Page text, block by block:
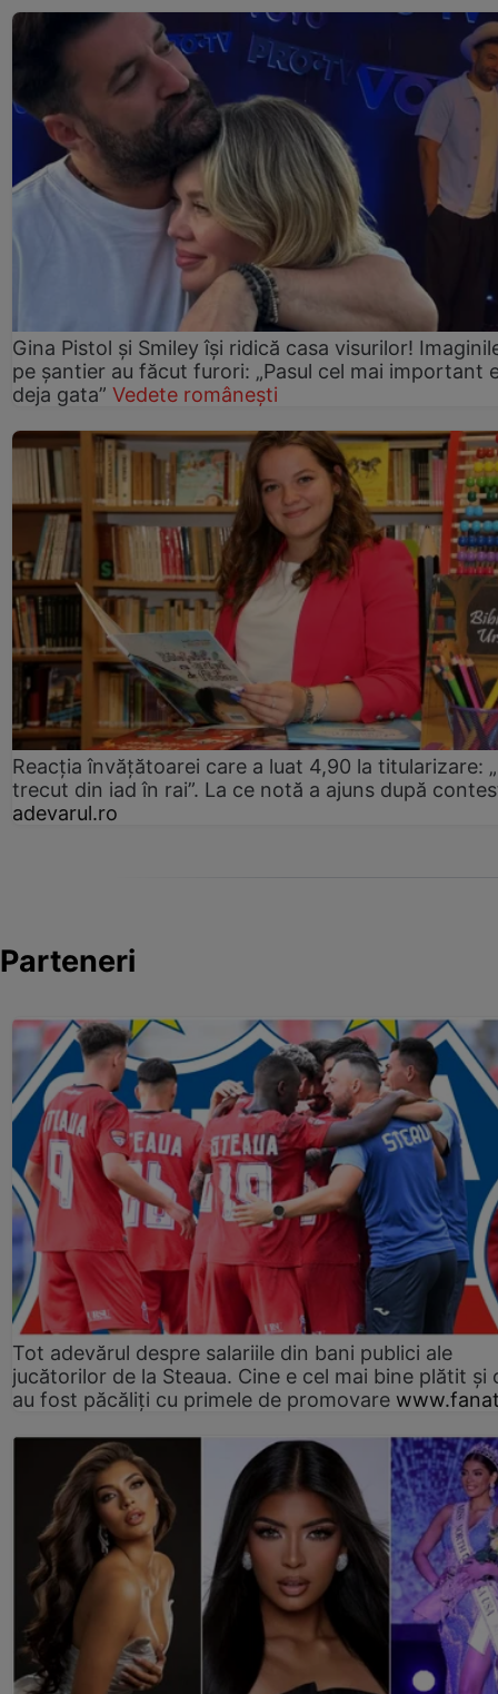
Gina Pistol și Smiley își ridică casa visurilor!
pe șantier au făcut furori: „Pasul cel mai important
deja gata” Vedete românești
Reacția învățătoarei care a luat 4,90 la titularizare:
trecut din iad în rai”. La ce notă a ajuns după
adevarul.ro
Parteneri
Tot adevărul despre salariile din bani publici ale
jucătorilor de la Steaua. Cine e cel mai bine plătit și
au fost păcăliți cu primele de promovare